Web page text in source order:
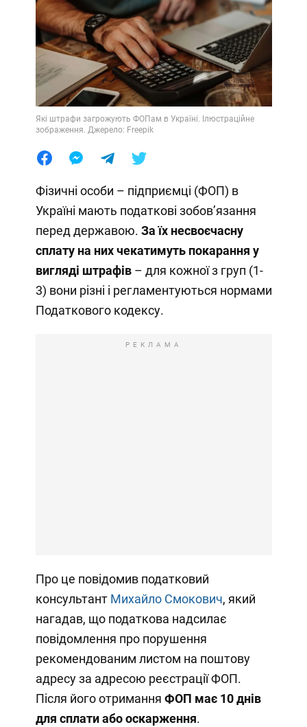
Які штрафи загрожують ФОПам в Україні. Ілюстраційне
зображення. Джерело: Freepik
Фізичні особи – підприємці (ФОП) в
Україні мають податкові зобовʼязання
перед державою. За їх несвоєчасну
сплату на них чекатимуть покарання у
вигляді штрафів– для кожної з груп (1-
3) вони різні і регламентуються нормами
Податкового кодексу.
РЕКЛАМА
Про це повідомив податковий
консультант Михайло Смокович, який
нагадав, що податкова надсилає
повідомлення про порушення
рекомендованим листом на поштову
адресу за адресою реєстрації ФОП.
Після його отримання ФОП має 10 днів
для сплати або оскарження.